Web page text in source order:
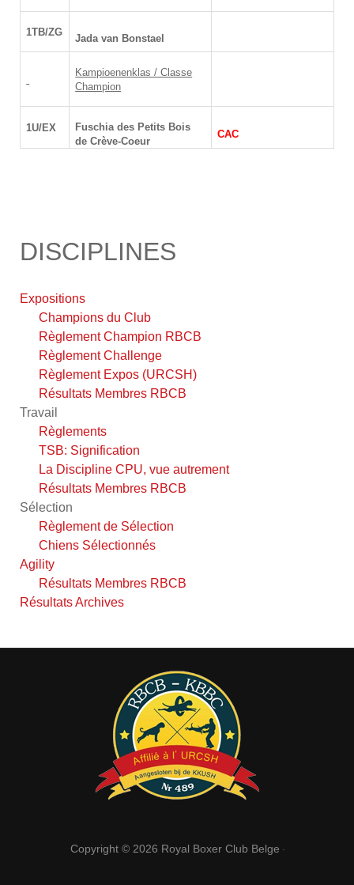
1TB/ZG
Jada van Bonstael
Kampioenenklas / Classe
Champion
1U/EX
Fuschia des Petits Bois
de Crève-Coeur
CAC
DISCIPLINES
Expositions
Champions du Club
Règlement Champion RBCB
Règlement Challenge
Règlement Expos (URCSH)
Résultats Membres RBCB
Travail
Règlements
TSB: Signification
La Discipline CPU, vue autrement
Résultats Membres RBCB
Sélection
Règlement de Sélection
Chiens Sélectionnés
Agility
Résultats Membres RBCB
Résultats Archives
Copyright © 2026 Royal Boxer Club Belge